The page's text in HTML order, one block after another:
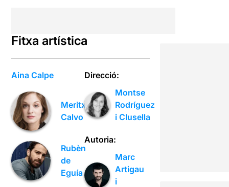
Fitxa artística
Aina Calpe
Meritxell
Calvo
Rubèn
de
Eguía
Direcció:
Montse
Rodríguez
i Clusella
Autoria:
Marc
Artigau
i